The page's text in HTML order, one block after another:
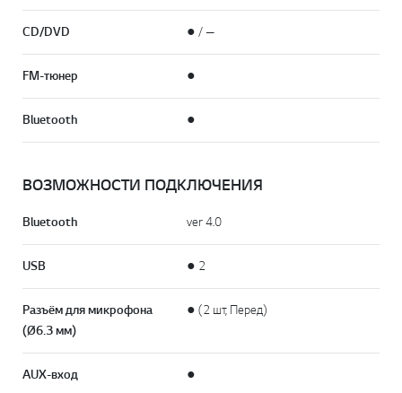
CD/DVD ● / —
FM-тюнер ●
Bluetooth ●
ВОЗМОЖНОСТИ ПОДКЛЮЧЕНИЯ
Bluetooth ver 4.0
USB ● 2
Разъём для микрофона
(Ø6.3 мм)
● (2 шт, Перед)
AUX-вход ●